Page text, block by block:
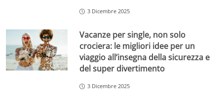
3 Dicembre 2025
Vacanze per single, non solo
crociera: le migliori idee per un
viaggio all’insegna della sicurezza e
del super divertimento
3 Dicembre 2025